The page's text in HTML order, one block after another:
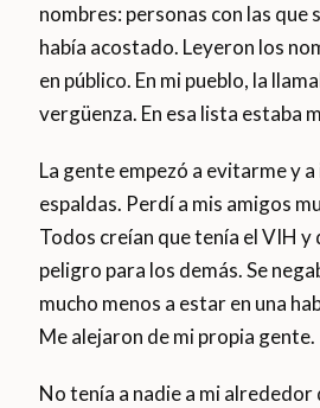
nombres: personas con las que
había acostado. Leyeron los
en público. En mi pueblo, la
vergüenza. En esa lista estaba
La gente empezó a evitarme y
espaldas. Perdí a mis amigos
Todos creían que tenía el VIH y
peligro para los demás. Se
mucho menos a estar en una
Me alejaron de mi propia gente.
No tenía a nadie a mi